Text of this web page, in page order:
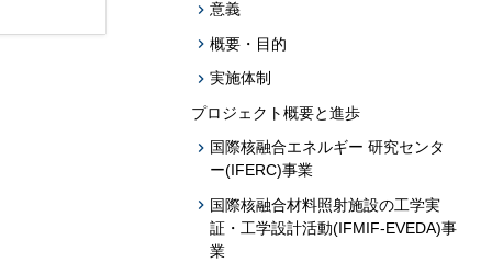
の応用促
プログラム・データベース成果物一覧
学術機関リポジトリQST-Repository
意義
概要・目的
実施体制
プロジェクト概要と進歩
国際核融合エネルギー 研究センタ
ー(IFERC)事業
国際核融合材料照射施設の工学実
証・工学設計活動(IFMIF-EVEDA)事
業